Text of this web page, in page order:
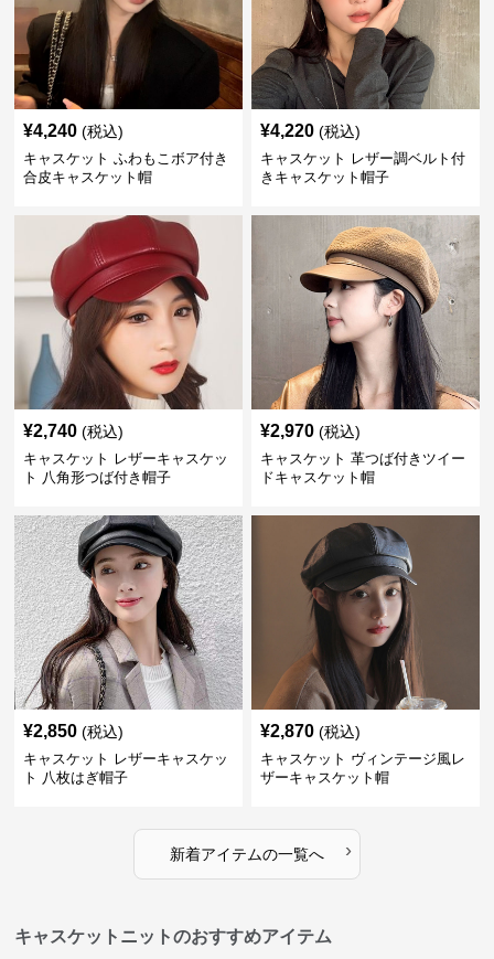
¥4,240 (税込)
キャスケット ふわもこボア付き
合皮キャスケット帽
¥4,220 (税込)
キャスケット レザー調ベルト付
きキャスケット帽子
¥2,740 (税込)
キャスケット レザーキャスケッ
ト 八角形つば付き帽子
¥2,970 (税込)
キャスケット 革つば付きツイー
ドキャスケット帽
¥2,850 (税込)
キャスケット レザーキャスケッ
ト 八枚はぎ帽子
¥2,870 (税込)
キャスケット ヴィンテージ風レ
ザーキャスケット帽
新着アイテムの一覧へ ›
キャスケットニットのおすすめアイテム